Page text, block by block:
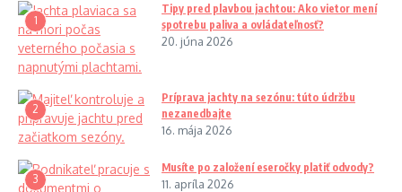
1
Tipy pred plavbou jachtou: Ako vietor mení
spotrebu paliva a ovládateľnosť?
20. júna 2026
2
Príprava jachty na sezónu: túto údržbu
nezanedbajte
16. mája 2026
3
Musíte po založení eseročky platiť odvody?
11. apríla 2026